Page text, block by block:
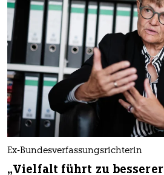
Ex-Bundesverfassungsrichterin
„Vielfalt führt zu besserer